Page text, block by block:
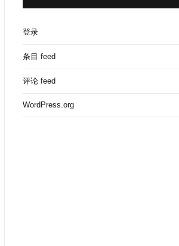
登录
条目 feed
评论 feed
WordPress.org